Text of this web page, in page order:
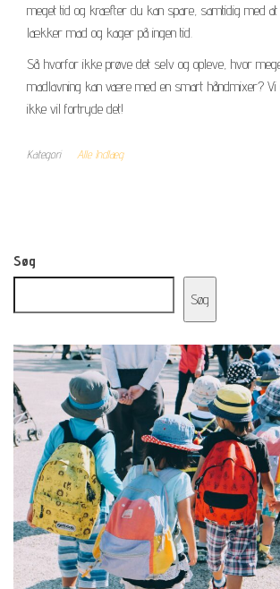
meget tid og kræfter du kan spare, samtidig med
lækker mad og kager på ingen tid.
Så hvorfor ikke prøve det selv og opleve, hvor
madlavning kan være med en smart håndmixer? Vi
ikke vil fortryde det!
Kategori Alle Indlæg
Søg
Søg